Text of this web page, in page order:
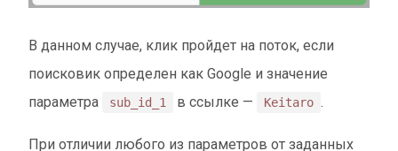
В данном случае, клик пройдет на поток, если
поисковик определен как Google и значение
параметра
sub_id_1 в ссылке — Keitaro .
При отличии любого из параметров от заданных